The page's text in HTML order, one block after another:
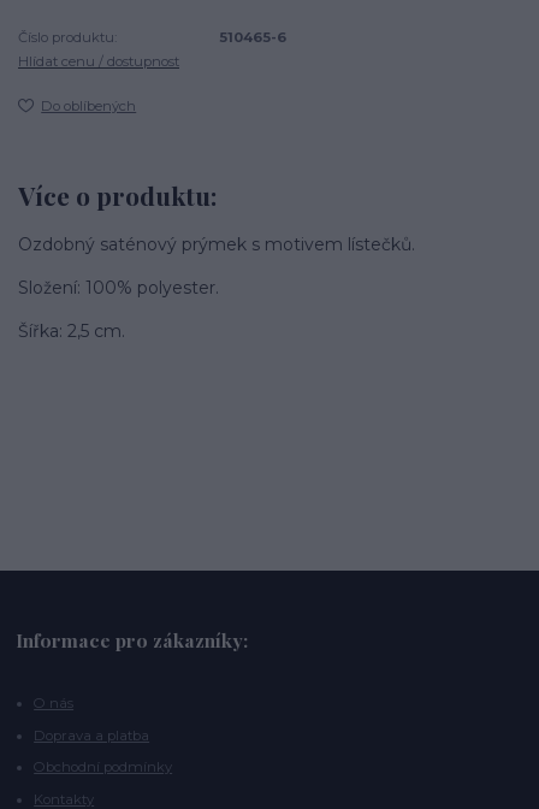
Číslo produktu:
510465-6
Hlídat cenu / dostupnost
Do oblíbených
Více o produktu:
Ozdobný saténový prýmek s motivem lístečků.
Složení: 100% polyester.
Šířka: 2,5 cm.
Informace pro zákazníky:
O nás
Doprava a platba
Obchodní podmínky
Kontakty